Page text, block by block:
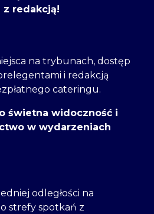
z redakcją!
na trybunach, dostęp
i redakcją
cateringu.
świetna widoczność i
w wydarzeniach
odległości na
strefy spotkań z